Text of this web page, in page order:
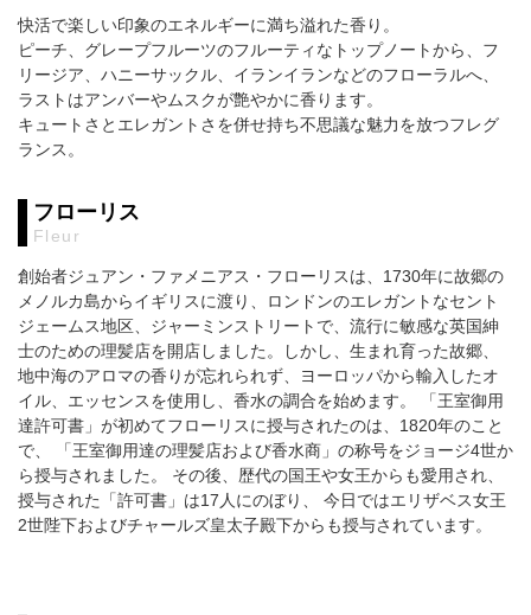
快活で楽しい印象のエネルギーに満ち溢れた香り。
ピーチ、グレープフルーツのフルーティなトップノートから、フ
リージア、ハニーサックル、イランイランなどのフローラルへ、
ラストはアンバーやムスクが艶やかに香ります。
キュートさとエレガントさを併せ持ち不思議な魅力を放つフレグ
ランス。
フローリス
Fleur
創始者ジュアン・ファメニアス・フローリスは、1730年に故郷の
メノルカ島からイギリスに渡り、ロンドンのエレガントなセント
ジェームス地区、ジャーミンストリートで、流行に敏感な英国紳
士のための理髪店を開店しました。しかし、生まれ育った故郷、
地中海のアロマの香りが忘れられず、ヨーロッパから輸入したオ
イル、エッセンスを使用し、香水の調合を始めます。 「王室御用
達許可書」が初めてフローリスに授与されたのは、1820年のこと
で、 「王室御用達の理髪店および香水商」の称号をジョージ4世か
ら授与されました。 その後、歴代の国王や女王からも愛用され、
授与された「許可書」は17人にのぼり、 今日ではエリザベス女王
2世陛下およびチャールズ皇太子殿下からも授与されています。